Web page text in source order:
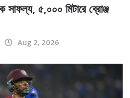
সাফল্য, ৫,০০০ মিটারে ব্রোঞ্জ
Aug 2, 2026